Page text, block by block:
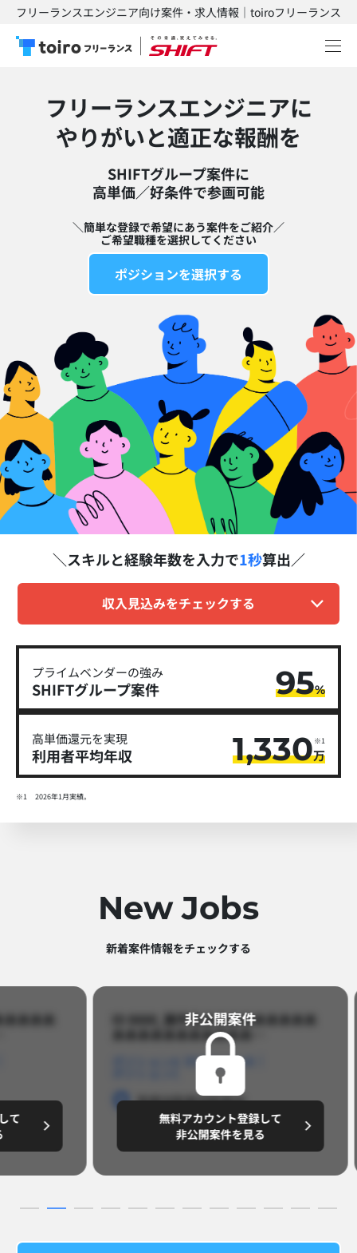
フリーランスエンジニア向け案件・求人情報｜toiroフリーランス
フリーランスエンジニアに
​やりがいと適正な報酬を
SHIFTグループ案件に
高単価／好条件で参画可能​
＼簡単な登録で希望にあう案件をご紹介／
ご希望職種を選択してください
ポジションを選択する
スキルと経験年数を入力で1秒算出
収入見込みをチェックする
プライムベンダーの強み
SHIFTグループ​案件 95%
高単価還元を実現
利用者平均年収 1,330万
※1
※1 2026年1月実績。
New Jobs
新着案件情報をチェックする​
ID 8888_案件名あああああああああ
勤務地
勤務地勤務地
～8,888,8888円/月
非公開案件​
無料アカウント登録して
非公開案件を見る
ID 8888_
勤務地